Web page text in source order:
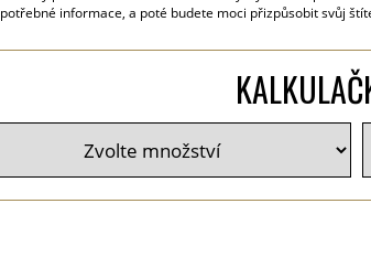
potřebné informace, a poté budete moci přizpůsobit svůj